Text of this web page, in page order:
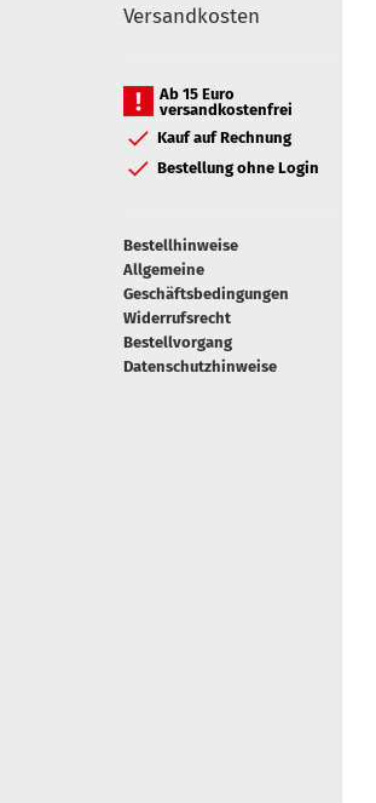
Versandkosten
Ab 15 Euro
versandkostenfrei
Kauf auf Rechnung
Bestellung ohne Login
Bestellhinweise
Allgemeine
Geschäftsbedingungen
Widerrufsrecht
Bestellvorgang
Datenschutzhinweise